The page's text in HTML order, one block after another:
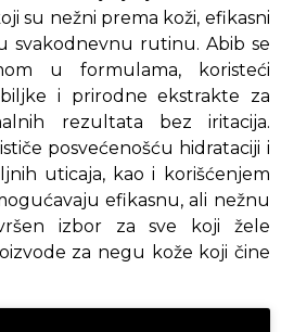
su nežni prema koži, efikasni
svakodnevnu rutinu. Abib se
u formulama, koristeći
i prirodne ekstrakte za
rezultata bez iritacija.
posvećenošću hidrataciji i
uticaja, kao i korišćenjem
efikasnu, ali nežnu
izbor za sve koji žele
za negu kože koji čine